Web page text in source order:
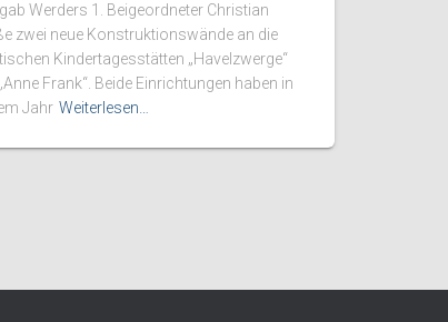
Werders 1. Beigeordneter Christian
zwei neue Konstruktionswände an die
Kindertagesstätten „Havelzwerge“
Frank“. Beide Einrichtungen haben in
Jahr Weiterlesen…